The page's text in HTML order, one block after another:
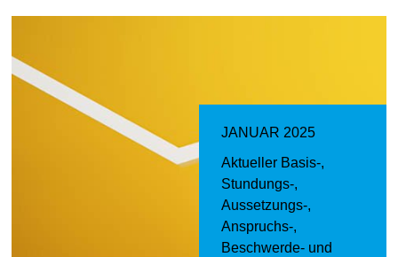
JANUAR 2025
Aktueller Basis-,
Stundungs-,
Aussetzungs-,
Anspruchs-,
Beschwerde- und